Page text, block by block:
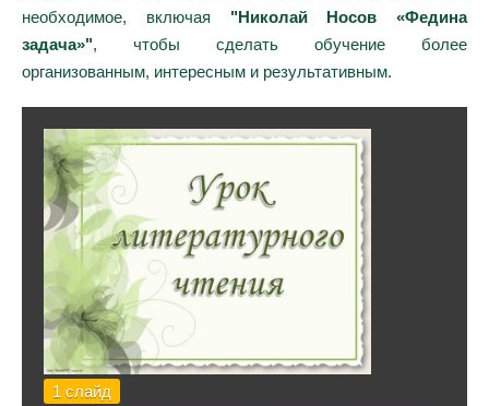
необходимое, включая "Николай Носов «Федина
задача»", чтобы сделать обучение более
организованным, интересным и результативным.
1 слайд